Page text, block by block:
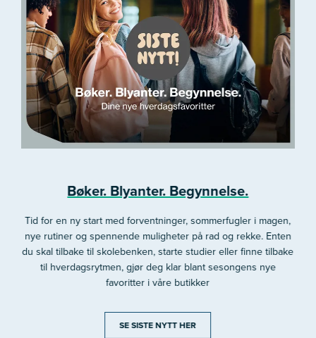
Bøker. Blyanter. Begynnelse.
Tid for en ny start med forventninger, sommerfugler i magen,
nye rutiner og spennende muligheter på rad og rekke. Enten
du skal tilbake til skolebenken, starte studier eller finne tilbake
til hverdagsrytmen, gjør deg klar blant sesongens nye
favoritter i våre butikker
SE SISTE NYTT HER